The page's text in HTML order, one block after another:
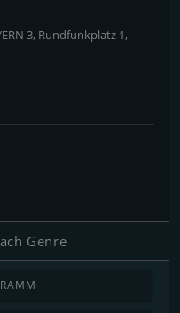
3, Rundfunkplatz 1,
Genre